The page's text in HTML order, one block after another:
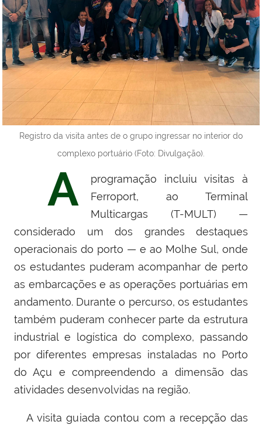
Registro da visita antes de o grupo ingressar no interior do
complexo portuário (Foto: Divulgação).
A
programação incluiu visitas à
Ferroport, ao Terminal
Multicargas (T-MULT) —
considerado um dos grandes destaques
operacionais do porto — e ao Molhe Sul, onde
os estudantes puderam acompanhar de perto
as embarcações e as operações portuárias em
andamento. Durante o percurso, os estudantes
também puderam conhecer parte da estrutura
industrial e logística do complexo, passando
por diferentes empresas instaladas no Porto
do Açu e compreendendo a dimensão das
atividades desenvolvidas na região.
A visita guiada contou com a recepção das